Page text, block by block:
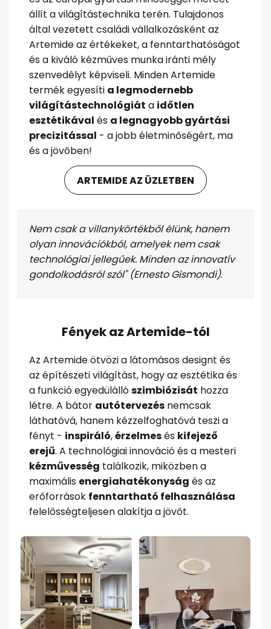
állít a világítástechnika terén. Tulajdonos
által vezetett családi vállalkozásként az
Artemide az értékeket, a fenntarthatóságot
és a kiváló kézműves munka iránti mély
szenvedélyt képviseli. Minden Artemide
termék egyesíti a legmodernebb
világítástechnológiát a időtlen
esztétikával és a legnagyobb gyártási
precizitással - a jobb életminőségért, ma
és a jövőben!
ARTEMIDE AZ ÜZLETBEN
Nem csak a villanykörtékből élünk, hanem
olyan innovációkból, amelyek nem csak
technológiai jellegűek. Minden az innovatív
gondolkodásról szól" (Ernesto Gismondi).
Fények az Artemide-tól
Az Artemide ötvözi a látomásos designt és
az építészeti világítást, hogy az esztétika és
a funkció egyedülállószimbiózisát hozza
létre. A bátor autótervezésnemcsak
láthatóvá, hanem kézzelfoghatóvá teszi a
fényt - inspiráló,érzelmesés kifejező
erejű. A technológiai innováció és a mesteri
kézművesség találkozik, miközben a
maximális energiahatékonyság és az
erőforrások fenntartható felhasználása
felelősségteljesen alakítja a jövőt.